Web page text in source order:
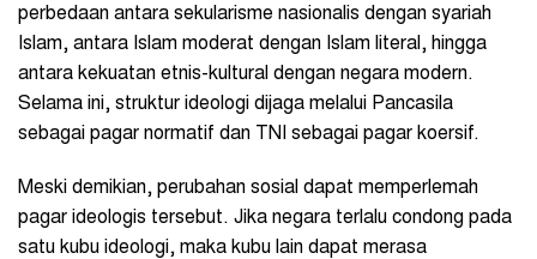
perbedaan antara sekularisme nasionalis dengan syariah
Islam, antara Islam moderat dengan Islam literal, hingga
antara kekuatan etnis-kultural dengan negara modern.
Selama ini, struktur ideologi dijaga melalui Pancasila
sebagai pagar normatif dan TNI sebagai pagar koersif.
Meski demikian, perubahan sosial dapat memperlemah
pagar ideologis tersebut. Jika negara terlalu condong pada
satu kubu ideologi, maka kubu lain dapat merasa